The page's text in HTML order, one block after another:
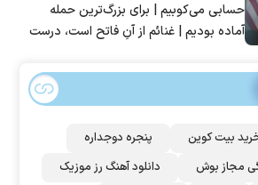
حسابی می‌کوبیم | برای بزرگ‌ترین حمله
آماده بودیم | غنائم از آنِ فاتح است، درست
بیت کوین
پنجره دوجداره
مجاز بوش دانلود آهنگ رز‌ موزیک